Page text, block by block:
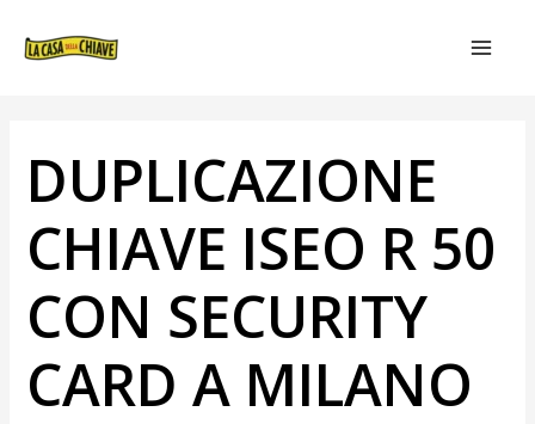
DUPLICAZIONE
CHIAVE ISEO R 50
CON SECURITY
CARD A MILANO
ARTICOLI